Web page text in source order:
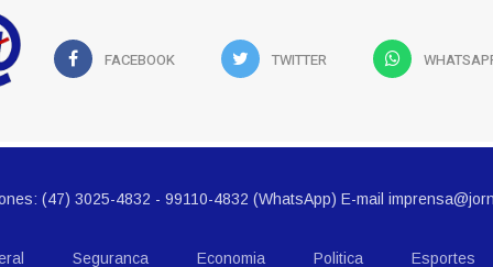
FACEBOOK TWITTER
(47) 3025-4832 - 99110-4832 (WhatsApp) E-mail
Seguranca Economia Politica Esportes